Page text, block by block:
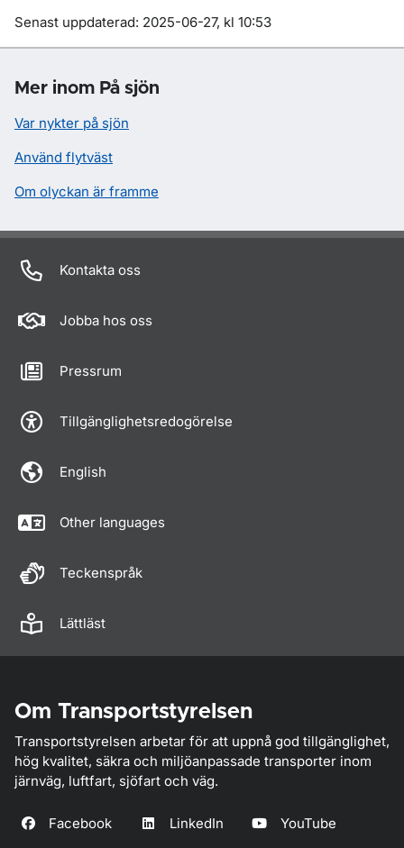
Om sidan
Senast uppdaterad: 2025-06-27, kl 10:53
Mer inom På sjön
Var nykter på sjön
Använd flytväst
Om olyckan är framme
Kontakta oss
Jobba hos oss
Pressrum
Tillgänglighetsredogörelse
English
Other languages
Teckenspråk
Lättläst
Om Transportstyrelsen
Transportstyrelsen arbetar för att uppnå god tillgänglighet,
hög kvalitet, säkra och miljöanpassade transporter inom
järnväg, luftfart, sjöfart och väg.
Facebook LinkedIn YouTube